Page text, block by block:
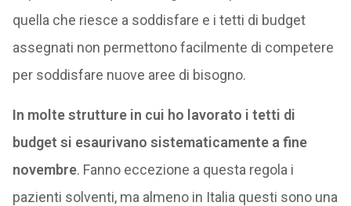
quella che riesce a soddisfare e i tetti di budget
assegnati non permettono facilmente di competere
per soddisfare nuove aree di bisogno.
In molte strutture in cui ho lavorato i tetti di
budget si esaurivano sistematicamente a fine
novembre. Fanno eccezione a questa regola i
pazienti solventi, ma almeno in Italia questi sono una